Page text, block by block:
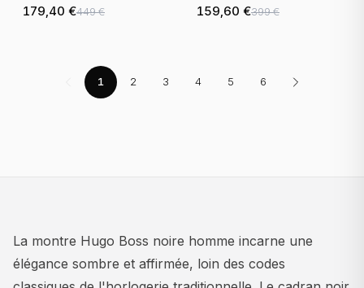
bracelet acier gris
179,40 €449 € 159,60 €399 €
1 2 3 4 5 6
La montre Hugo Boss noire homme incarne une
élégance sombre et affirmée, loin des codes